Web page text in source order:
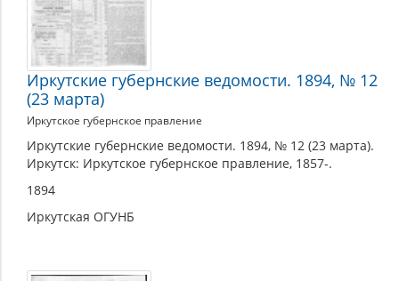
Иркутские губернские ведомости. 1894, № 12
(23 марта)
Иркутское губернское правление
Иркутские губернские ведомости. 1894, № 12 (23 марта).
Иркутск: Иркутское губернское правление, 1857-.
1894
Иркутская ОГУНБ